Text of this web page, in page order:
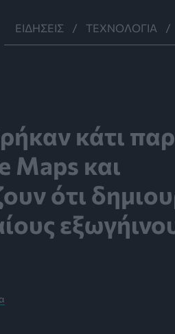
ΕΙΔΉΣΕΙΣ ΤΕΧΝΟΛΟΓΊΑ
κάτι
Maps και
ότι